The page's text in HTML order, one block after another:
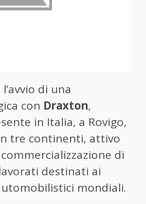
di una
con Draxton,
in Italia, a Rovigo,
tre continenti, attivo
di
destinati ai
mondiali.